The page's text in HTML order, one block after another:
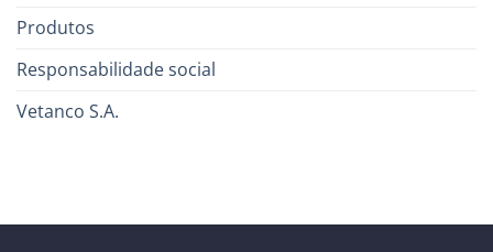
Produtos
Responsabilidade social
Vetanco S.A.